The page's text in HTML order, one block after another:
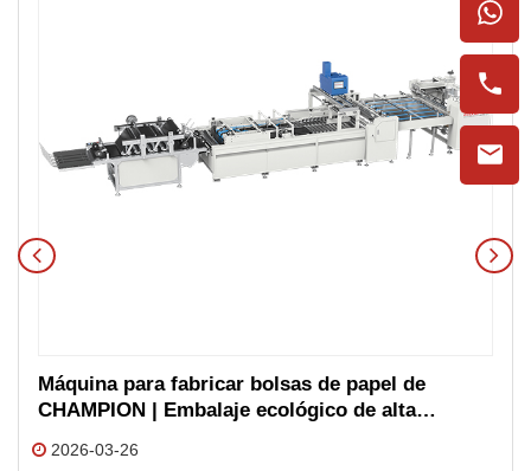
Máquina para fabricar bolsas de papel de
CHAMPION | Embalaje ecológico de alta
2026-03-26